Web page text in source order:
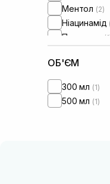
Ментол (2)
Ніацинамід
Пантенол (1)
Саліцилова
ОБ'ЄМ
300 мл (1)
500 мл (1)